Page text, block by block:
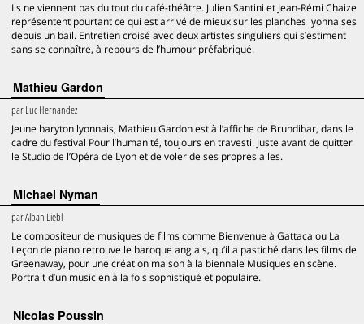
Ils ne viennent pas du tout du café-théâtre. Julien Santini et Jean-Rémi Chaize
représentent pourtant ce qui est arrivé de mieux sur les planches lyonnaises
depuis un bail. Entretien croisé avec deux artistes singuliers qui s’estiment
sans se connaître, à rebours de l’humour préfabriqué.
Mathieu Gardon
parLuc Hernandez
Jeune baryton lyonnais, Mathieu Gardon est à l’affiche de Brundibar, dans le
cadre du festival Pour l’humanité, toujours en travesti. Juste avant de quitter
le Studio de l’Opéra de Lyon et de voler de ses propres ailes.
Michael Nyman
parAlban Liebl
Le compositeur de musiques de films comme Bienvenue à Gattaca ou La
Leçon de piano retrouve le baroque anglais, qu’il a pastiché dans les films de
Greenaway, pour une création maison à la biennale Musiques en scène.
Portrait d’un musicien à la fois sophistiqué et populaire.
Nicolas Poussin